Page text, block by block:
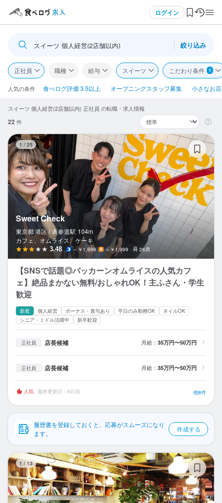
ログイン
ログイン・無料会員登録
食べログ求人TOP
求人検索
閲覧履歴
気になる求人
検索履歴・保存した条件
応募履歴
WEB履歴書
スカウト・メルマガ受信設定
ヘルプ・お問い合わせフォーム
掲載をご検討の店舗様へ
プライバシーポリシー
利用規約
企業情報
スイーツ 個人経営(2店舗以内) 絞り込み
正社員 職種 給与 スイーツ こだわり条件 1
人気の条件 食べログ評価 3.5以上 オープニングスタッフ募集 小さなお
スイーツ 個人経営(2店舗以内) 正社員 の転職・求人情報
22 件
1 / 25
Sweet Check
東京都 港区 / 表参道駅 104m
カフェ、オムライス、ケーキ
3.48 ～￥1,999 ～￥1,999 26席
【SNSで話題◎パッカーンオムライスの人気カフ
ェ】絶品まかない無料/おしゃれOK！主ふさん・学生
歓迎
新着 個人経営 ボーナス・賞与あり 平日のみ勤務OK
ネイルOK
シニア・ミドル活躍中
新卒歓迎
正社員 店長候補 月給： 35万円〜50万円
正社員 店長候補 月給： 35万円〜50万円
人気 最終更新日：6日前 他8件
履歴書を登録しておくと、応募がスムーズになり
ます。
作成する
1 / 13